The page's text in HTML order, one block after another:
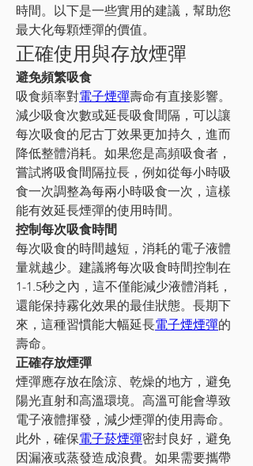
時間。以下是一些實用的建議，幫助您
最大化每顆煙彈的價值。
正確使用與存放煙彈
避免頻繁吸食
吸食頻率對電子煙彈壽命有直接影響。
減少吸食次數或延長吸食間隔，可以讓
每次吸食的尼古丁效果更加持久，進而
降低整體消耗。如果您是高頻吸食者，
嘗試將吸食間隔拉長，例如從每小時吸
食一次調整為每兩小時吸食一次，這樣
能有效延長煙彈的使用時間。
控制每次吸食時間
每次吸食的時間越短，消耗的電子液體
量就越少。建議將每次吸食時間控制在
1-1.5秒之內，這不僅能減少液體消耗，
還能保持霧化效果的最佳狀態。長期下
來，這種習慣能大幅延長電子煙煙彈的
壽命。
正確存放煙彈
煙彈應存放在陰涼、乾燥的地方，避免
陽光直射和高溫環境。高溫可能會導致
電子液體揮發，減少煙彈的使用壽命。
此外，確保電子菸煙彈密封良好，避免
因漏液或蒸發造成浪費。如果需要攜帶